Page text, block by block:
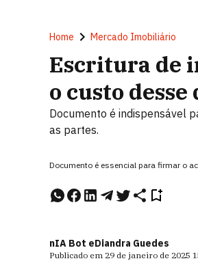
Home Mercado Imobiliário
Escritura de
o custo
Documento é indispensável
as partes.
Documento é essencial para firmar o
nIA Bot eDiandra Guedes
Publicado em 29 de janeiro de 2025